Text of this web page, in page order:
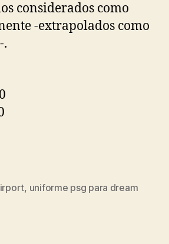
considerados como
-extrapolados como
.
, uniforme psg para dream